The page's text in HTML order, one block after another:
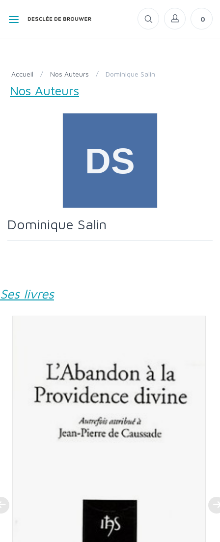
0
Accueil / Nos Auteurs / Dominique Salin
Nos Auteurs
Dominique Salin
Ses livres